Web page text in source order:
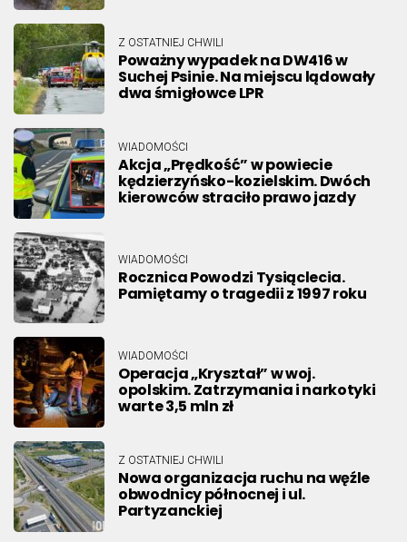
Z OSTATNIEJ CHWILI
Poważny wypadek na DW416 w
Suchej Psinie. Na miejscu lądowały
dwa śmigłowce LPR
WIADOMOŚCI
Akcja „Prędkość” w powiecie
kędzierzyńsko-kozielskim. Dwóch
kierowców straciło prawo jazdy
WIADOMOŚCI
Rocznica Powodzi Tysiąclecia.
Pamiętamy o tragedii z 1997 roku
WIADOMOŚCI
Operacja „Kryształ” w woj.
opolskim. Zatrzymania i narkotyki
warte 3,5 mln zł
Z OSTATNIEJ CHWILI
Nowa organizacja ruchu na węźle
obwodnicy północnej i ul.
Partyzanckiej